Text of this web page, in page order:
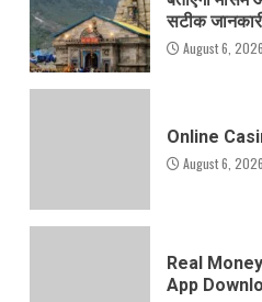
सटीक
August 6, 2026
Online
August 6, 2026
Real
App